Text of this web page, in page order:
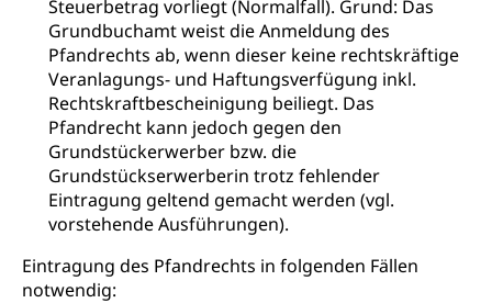
Steuerbetrag vorliegt (Normalfall). Grund: Das
Grundbuchamt weist die Anmeldung des
Pfandrechts ab, wenn dieser keine rechtskräftige
Veranlagungs- und Haftungsverfügung inkl.
Rechtskraftbescheinigung beiliegt. Das
Pfandrecht kann jedoch gegen den
Grundstückerwerber bzw. die
Grundstückserwerberin trotz fehlender
Eintragung geltend gemacht werden (vgl.
vorstehende Ausführungen).
Eintragung des Pfandrechts in folgenden Fällen
notwendig: